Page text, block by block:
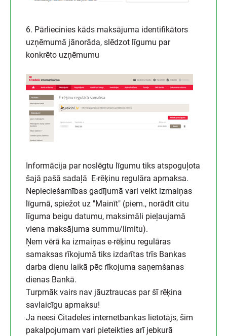
6. Pārliecinies kāds maksājuma identifikātors
uzņēmumā jānorāda, slēdzot līgumu par
konkrēto uzņēmumu
Informācija par noslēgtu līgumu tiks atspoguļota
šajā pašā sadaļā E-rēķinu regulāra apmaksa.
Nepieciešamības gadījumā vari veikt izmaiņas
līgumā, spiežot uz "Mainīt" (piem., norādīt citu
līguma beigu datumu, maksimāli pieļaujamā
viena maksājuma summu/limitu).
Ņem vērā ka izmaiņas e-rēķinu regulāras
samaksas rīkojumā tiks izdarītas trīs Bankas
darba dienu laikā pēc rīkojuma saņemšanas
dienas Bankā.
Turpmāk vairs nav jāuztraucas par šī rēķina
savlaicīgu apmaksu!
Ja neesi Citadeles internetbankas lietotājs, šim
pakalpojumam vari pieteikties arī jebkurā